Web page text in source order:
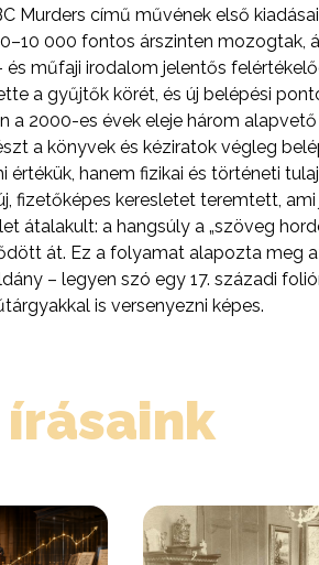
Murders című művének első
000 fontos árszinten mozogtak,
és műfaji irodalom jelentős
a gyűjtők körét, és új belépési
a 2000-es évek eleje három
a könyvek és kéziratok végleg
értékük, hanem fizikai és történeti
fizetőképes keresletet teremtett,
átalakult: a hangsúly a „szöveg
át. Ez a folyamat alapozta meg
– legyen szó egy 17. századi
is versenyezni képes.
írásaink